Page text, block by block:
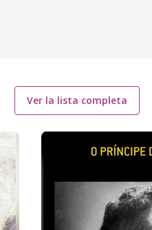
Ver la lista completa